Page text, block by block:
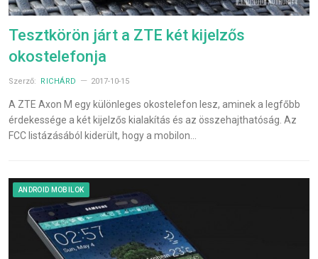
Tesztkörön járt a ZTE két kijelzős
okostelefonja
Szerző: RICHÁRD 2017-10-15
A ZTE Axon M egy különleges okostelefon lesz, aminek a legfőbb
érdekessége a két kijelzős kialakítás és az összehajthatóság. Az
FCC listázásából kiderült, hogy a mobilon…
ANDROID MOBILOK